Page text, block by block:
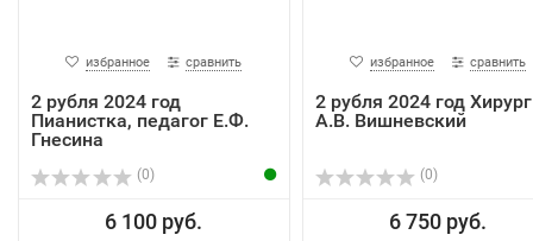
избранное сравнить
2 рубля 2024 год
Пианистка, педагог Е.Ф.
Гнесина
(0)
6 100 руб.
избранное сравнить
2 рубля 2024 год Хирург
А.В. Вишневский
(0)
6 750 руб.